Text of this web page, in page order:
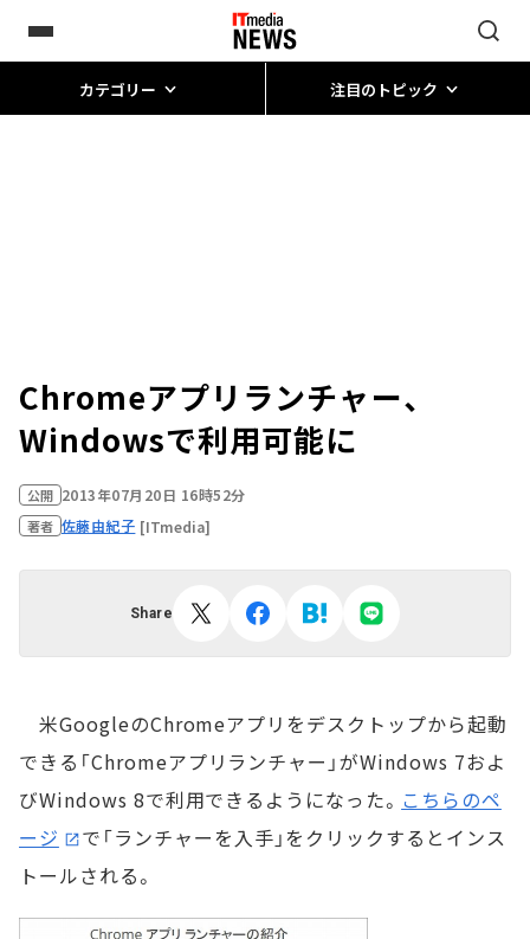
カテゴリー 注目のトピック
Chromeアプリランチャー、
Windowsで利用可能に
公開 2013年07月20日 16時52分
著者 佐藤由紀子 [ITmedia]
Share
米GoogleのChromeアプリをデスクトップから起動
できる「Chromeアプリランチャー」がWindows 7およ
びWindows 8で利用できるようになった。 こちらのペ
ージ
で「ランチャーを入手」をクリックするとインス
トールされる。